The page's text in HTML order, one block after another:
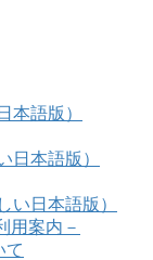
本語版）
日本語版）
い日本語版）
用案内－
て